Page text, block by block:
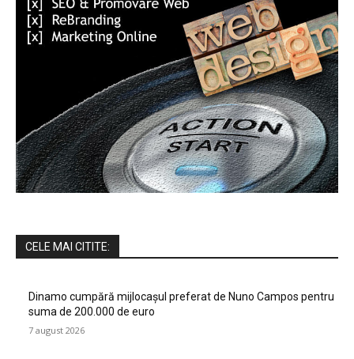
CELE MAI CITITE:
Dinamo cumpără mijlocașul preferat de Nuno Campos pentru
suma de 200.000 de euro
7 august 2026